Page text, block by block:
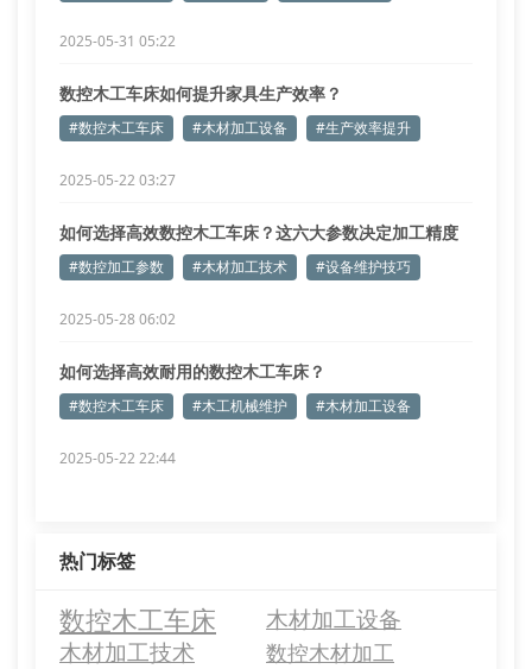
2025-05-31 05:22
数控木工车床如何提升家具生产效率？
#数控木工车床 #木材加工设备 #生产效率提升
2025-05-22 03:27
如何选择高效数控木工车床？这六大参数决定加工精度
#数控加工参数 #木材加工技术 #设备维护技巧
2025-05-28 06:02
如何选择高效耐用的数控木工车床？
#数控木工车床 #木工机械维护 #木材加工设备
2025-05-22 22:44
热门标签
数控木工车床 木材加工设备
木材加工技术
数控木材加工